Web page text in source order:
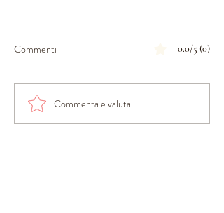
PROSSIMO FUTURO
POSSIBILE
Commenti 0.0/5 (0)
Commenta e valuta...